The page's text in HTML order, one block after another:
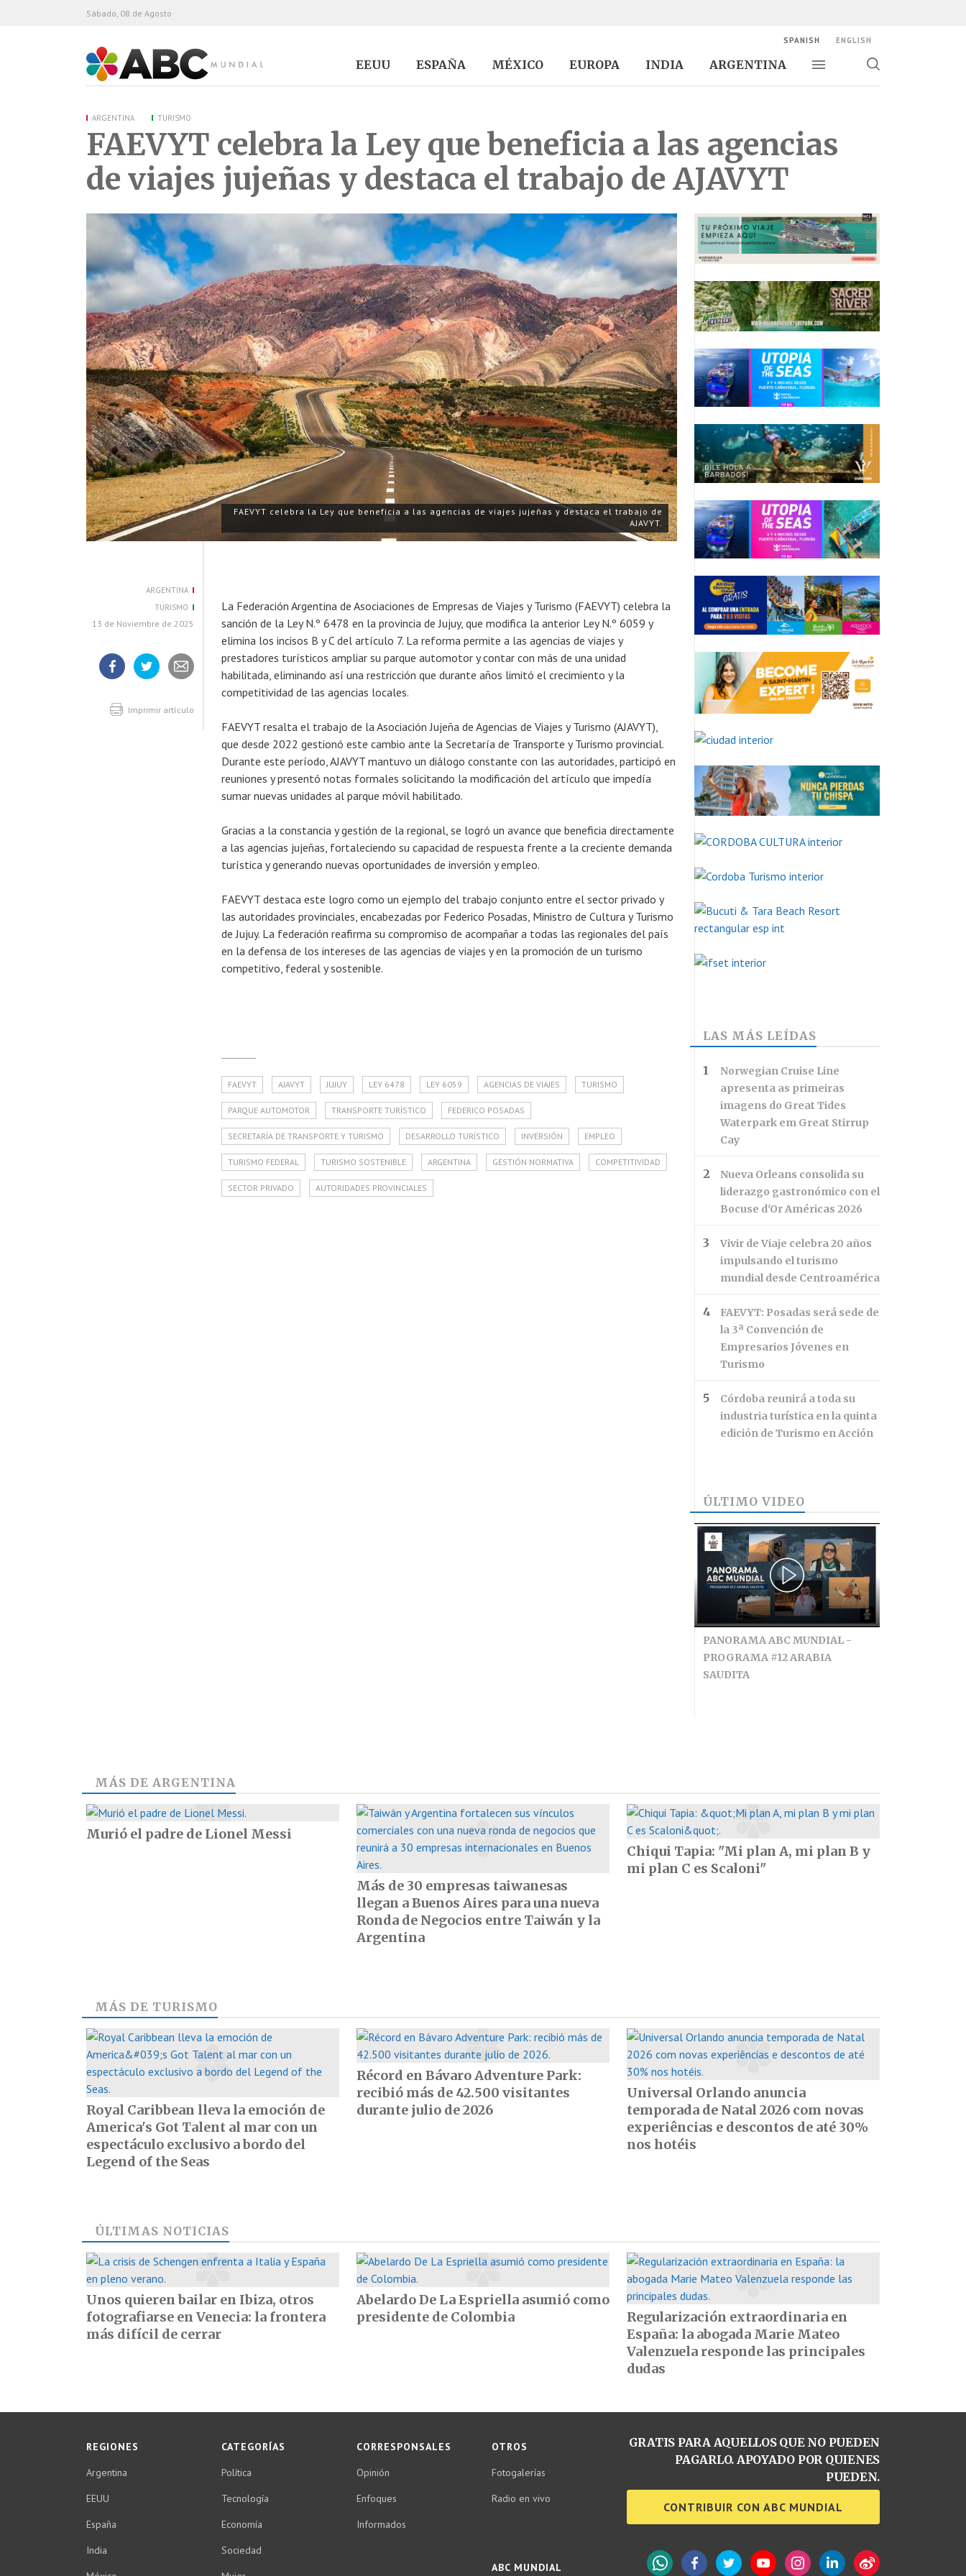
ABC Mundial
EEUU ESPAÑA MÉXICO EUROPA INDIA ARGENTINA
Alternar navegación
Alternar
Sábado, 08 de Agosto
SPANISH ENGLISH
ARGENTINA TURISMO
FAEVYT celebra la Ley que beneficia a las agencias
de viajes jujeñas y destaca el trabajo de AJAVYT
FAEVYT celebra la Ley que beneficia a las agencias de viajes jujeñas y destaca el trabajo de
AJAVYT.
ARGENTINA
TURISMO
13 de Noviembre de 2025
en
FacebookTwitter
Imprimir artículo
La Federación Argentina de Asociaciones de Empresas de Viajes y Turismo (FAEVYT) celebra la
sanción de la Ley N.º 6478 en la provincia de Jujuy, que modifica la anterior Ley N.º 6059 y
elimina los incisos B y C del artículo 7. La reforma permite a las agencias de viajes y
prestadores turísticos ampliar su parque automotor y contar con más de una unidad
habilitada, eliminando así una restricción que durante años limitó el crecimiento y la
competitividad de las agencias locales.
FAEVYT resalta el trabajo de la Asociación Jujeña de Agencias de Viajes y Turismo (AJAVYT),
que desde 2022 gestionó este cambio ante la Secretaría de Transporte y Turismo provincial.
Durante este período, AJAVYT mantuvo un diálogo constante con las autoridades, participó en
reuniones y presentó notas formales solicitando la modificación del artículo que impedía
sumar nuevas unidades al parque móvil habilitado.
Gracias a la constancia y gestión de la regional, se logró un avance que beneficia directamente
a las agencias jujeñas, fortaleciendo su capacidad de respuesta frente a la creciente demanda
turística y generando nuevas oportunidades de inversión y empleo.
FAEVYT destaca este logro como un ejemplo del trabajo conjunto entre el sector privado y
las autoridades provinciales, encabezadas por Federico Posadas, Ministro de Cultura y Turismo
de Jujuy. La federación reafirma su compromiso de acompañar a todas las regionales del país
en la defensa de los intereses de las agencias de viajes y en la promoción de un turismo
competitivo, federal y sostenible.
FAEVYT AJAVYT JUJUY LEY 6478 LEY 6059 AGENCIAS DE VIAJES TURISMO
PARQUE AUTOMOTOR TRANSPORTE TURÍSTICO FEDERICO POSADAS
SECRETARÍA DE TRANSPORTE Y TURISMO DESARROLLO TURÍSTICO INVERSIÓN EMPLEO
TURISMO FEDERAL TURISMO SOSTENIBLE ARGENTINA GESTIÓN NORMATIVA COMPETITIVIDAD
SECTOR PRIVADO AUTORIDADES PROVINCIALES
LAS MÁS LEÍDAS
Norwegian Cruise Line
apresenta as primeiras
imagens do Great Tides
Waterpark em Great Stirrup
Cay
Nueva Orleans consolida su
liderazgo gastronómico con el
Bocuse d'Or Américas 2026
Vivir de Viaje celebra 20 años
impulsando el turismo
mundial desde Centroamérica
FAEVYT: Posadas será sede de
la 3ª Convención de
Empresarios Jóvenes en
Turismo
Córdoba reunirá a toda su
industria turística en la quinta
edición de Turismo en Acción
ÚLTIMO VIDEO
PANORAMA ABC MUNDIAL -
PROGRAMA #12 ARABIA
SAUDITA
MÁS DE ARGENTINA
Murió el padre de Lionel Messi
Más de 30 empresas taiwanesas
llegan a Buenos Aires para una nueva
Ronda de Negocios entre Taiwán y la
Argentina
Chiqui Tapia: "Mi plan A, mi plan B y
mi plan C es Scaloni"
MÁS DE TURISMO
Royal Caribbean lleva la emoción de
America's Got Talent al mar con un
espectáculo exclusivo a bordo del
Legend of the Seas
Récord en Bávaro Adventure Park:
recibió más de 42.500 visitantes
durante julio de 2026
Universal Orlando anuncia
temporada de Natal 2026 com novas
experiências e descontos de até 30%
nos hotéis
ÚLTIMAS NOTICIAS
Unos quieren bailar en Ibiza, otros
fotografiarse en Venecia: la frontera
más difícil de cerrar
Abelardo De La Espriella asumió como
presidente de Colombia
Regularización extraordinaria en
España: la abogada Marie Mateo
Valenzuela responde las principales
dudas
REGIONES
Argentina
EEUU
España
India
CATEGORÍAS
Política
Tecnología
Economía
Sociedad
CORRESPONSALES
Opinión
Enfoques
Informados
OTROS
Fotogalerías
Radio en vivo
ABC MUNDIAL
GRATIS PARA AQUELLOS QUE NO PUEDEN
PAGARLO. APOYADO POR QUIENES
PUEDEN.
CONTRIBUIR CON ABC MUNDIAL